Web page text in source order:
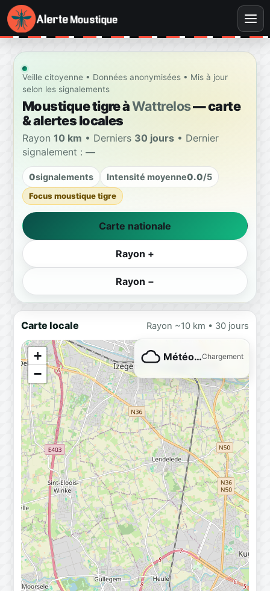
Veille citoyenne • Données anonymisées • Mis à jour
selon les signalements
Moustique tigre àWattrelos— carte
& alertes locales
Rayon 10 km • Derniers 30 jours • Dernier
signalement : —
0signalements Intensité moyenne0.0/5
Focus moustique tigre
Carte nationale
Rayon +
Rayon −
Carte locale Rayon ~10 km • 30 jours
+
−
Météo…Chargement